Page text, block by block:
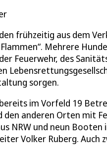
frühzeitig aus dem
Mehrere
Feuerwehr, des
sorgen.
im Vorfeld 19
den anderen Orten mit
NRW und neun
Volker Ruberg. Auch